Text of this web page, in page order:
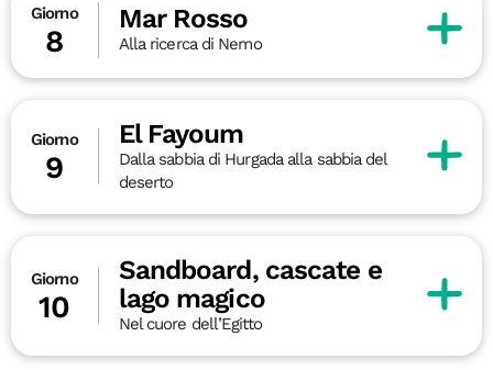
Giorno
8
Mar Rosso
Alla ricerca di Nemo
Giorno
9
El Fayoum
Dalla sabbia di Hurgada alla sabbia del
deserto
Giorno
10
Sandboard, cascate e
lago magico
Nel cuore dell’Egitto